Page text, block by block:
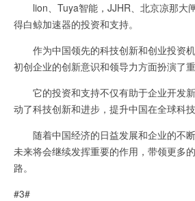
lion、Tuya智能，JJHR、北京凉那大
得白鲸加速器的投资和支持。
作为中国领先的科技创新和创业投资
初创企业的创新意识和领导力方面扮演了重
它的投资和支持不仅有助于企业开发
动了科技创新和进步，提升中国在全球科
随着中国经济的日益发展和企业的不
未来将会继续发挥重要的作用，带领更多
路。
#3#